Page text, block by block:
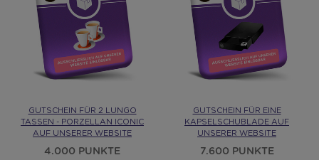
GUTSCHEIN FÜR 2 LUNGO
TASSEN - PORZELLAN ICONIC
AUF UNSERER WEBSITE
4.000 PUNKTE
GUTSCHEIN FÜR EINE
KAPSELSCHUBLADE AUF
UNSERER WEBSITE
7.600 PUNKTE